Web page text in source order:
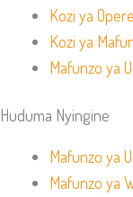
Kozi ya
Kozi ya
Mafunzo ya
Huduma Nyingine
Mafunzo ya
Mafunzo ya